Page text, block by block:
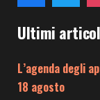
Ultimi
L’agenda degli
18 agosto